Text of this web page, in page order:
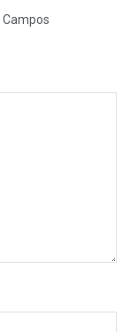
Campos